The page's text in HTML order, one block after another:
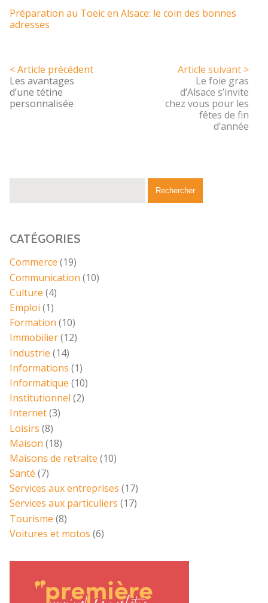
Préparation au Toeic en Alsace: le coin des bonnes
adresses
< Article précédent
Les avantages
d’une tétine
personnalisée
Article suivant >
Le foie gras
d’Alsace s’invite
chez vous pour les
fêtes de fin
d’année
CATÉGORIES
Commerce (19)
Communication (10)
Culture (4)
Emploi (1)
Formation (10)
Immobilier(12)
Industrie (14)
Informations (1)
Informatique (10)
Institutionnel (2)
Internet(3)
Loisirs (8)
Maison (18)
Maisons de retraite (10)
Santé (7)
Services aux entreprises (17)
Services aux particuliers (17)
Tourisme (8)
Voitures et motos (6)